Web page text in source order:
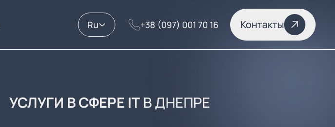
Ru +38 (097) 001 70 16 Контакты
УСЛУГИ В СФЕРЕ IT В ДНЕПРЕ